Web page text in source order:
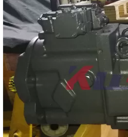
SITEMAP
PRIVACY
POLICY